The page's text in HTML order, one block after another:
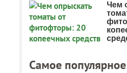
Чем
Самое популярное